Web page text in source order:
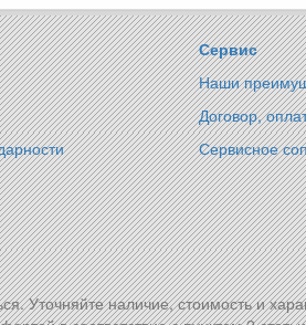
Сервис
Наши
Договор,
Сервисное
Уточняйте наличие, стоимость и